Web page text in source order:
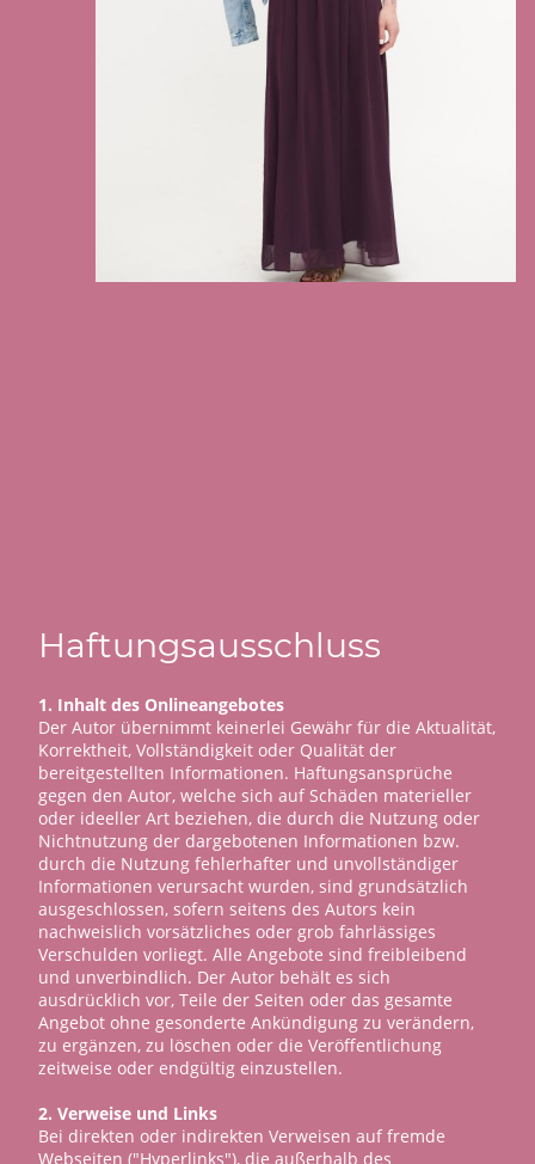
Haftungsausschluss
1. Inhalt des Onlineangebotes
Der Autor übernimmt keinerlei Gewähr für die Aktualität,
Korrektheit, Vollständigkeit oder Qualität der
bereitgestellten Informationen. Haftungsansprüche
gegen den Autor, welche sich auf Schäden materieller
oder ideeller Art beziehen, die durch die Nutzung oder
Nichtnutzung der dargebotenen Informationen bzw.
durch die Nutzung fehlerhafter und unvollständiger
Informationen verursacht wurden, sind grundsätzlich
ausgeschlossen, sofern seitens des Autors kein
nachweislich vorsätzliches oder grob fahrlässiges
Verschulden vorliegt. Alle Angebote sind freibleibend
und unverbindlich. Der Autor behält es sich
ausdrücklich vor, Teile der Seiten oder das gesamte
Angebot ohne gesonderte Ankündigung zu verändern,
zu ergänzen, zu löschen oder die Veröffentlichung
zeitweise oder endgültig einzustellen.
2. Verweise und Links
Bei direkten oder indirekten Verweisen auf fremde
Webseiten ("Hyperlinks"), die außerhalb des